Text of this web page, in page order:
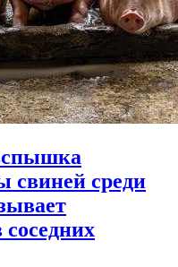
свиней среди
соседних